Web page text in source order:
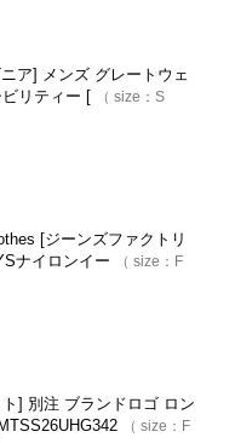
ア] メンズ グレートウェ
リティー [
size： S
[ジーンズファクトリ
ナイロンイー
size： F
] 別注 ブランドロゴ ロン
size： F